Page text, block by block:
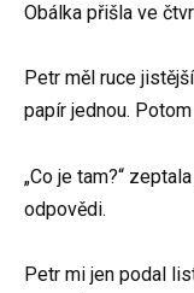
Obálka přišla ve
Petr měl ruce
papír jednou.
„Co je tam?“
odpovědi.
Petr mi jen podal